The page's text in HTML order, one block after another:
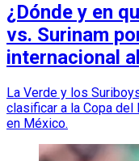
¿Dónde y en
vs. Surinam
internacional
La Verde y los
clasificar a la Copa
en México.